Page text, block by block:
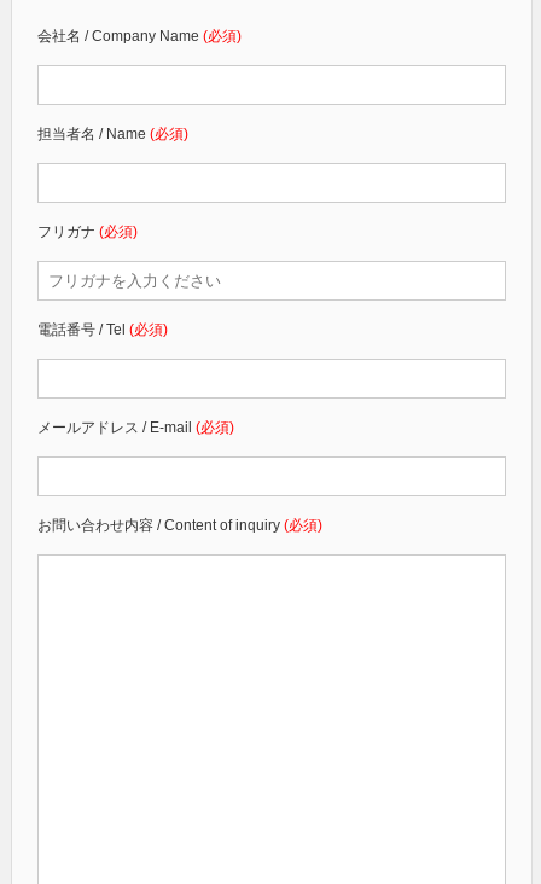
会社名 / Company Name (必須)
担当者名 / Name (必須)
フリガナ (必須)
電話番号 / Tel (必須)
メールアドレス / E-mail (必須)
お問い合わせ内容 / Content of inquiry (必須)